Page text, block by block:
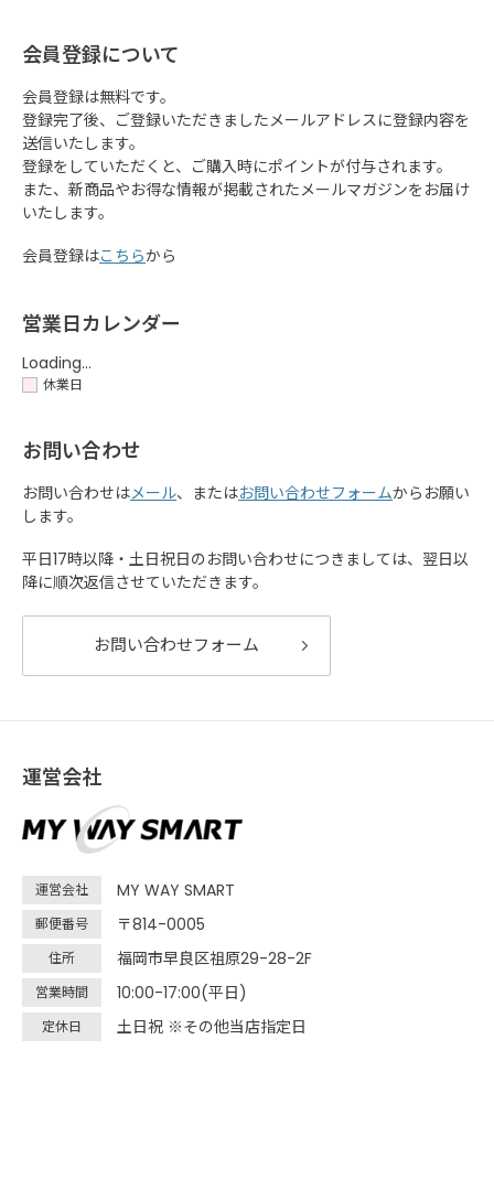
会員登録について
会員登録は無料です。
登録完了後、ご登録いただきましたメールアドレスに登録内容を
送信いたします。
登録をしていただくと、ご購入時にポイントが付与されます。
また、新商品やお得な情報が掲載されたメールマガジンをお届け
いたします。
会員登録はこちらから
営業日カレンダー
Loading...
休業日
お問い合わせ
お問い合わせはメール、またはお問い合わせフォームからお願い
します。
平日17時以降・土日祝日のお問い合わせにつきましては、翌日以
降に順次返信させていただきます。
お問い合わせフォーム
運営会社
運営会社 MY WAY SMART
郵便番号 〒814-0005
住所 福岡市早良区祖原29-28-2F
営業時間 10:00-17:00(平日)
定休日 土日祝 ※その他当店指定日